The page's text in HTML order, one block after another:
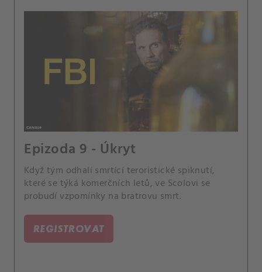
Epizoda 9 - Úkryt
Když tým odhalí smrtící teroristické spiknutí,
které se týká komerčních letů, ve Scolovi se
probudí vzpomínky na bratrovu smrt.
REGISTROVAT